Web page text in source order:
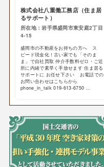
株式会社八重働工務店（住ま居
るサポート）
所在地：岩手県盛岡市東安庭2丁目
4-15
盛岡市の不動産をお持ちの方へ ス
ピード現金化！古い家でも「そのま
ま」で自社買取 仲介手数料ゼロ・ご近
所に内緒で素早く手放せます 住ま居る
サポートに お任せ下さい お電話での
お問い合わせはこちらから
phone_in_talk 019-613-6750 ...